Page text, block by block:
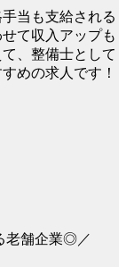
当も支給される
て収入アップも
、整備士として
めの求人です！
老舗企業◎／